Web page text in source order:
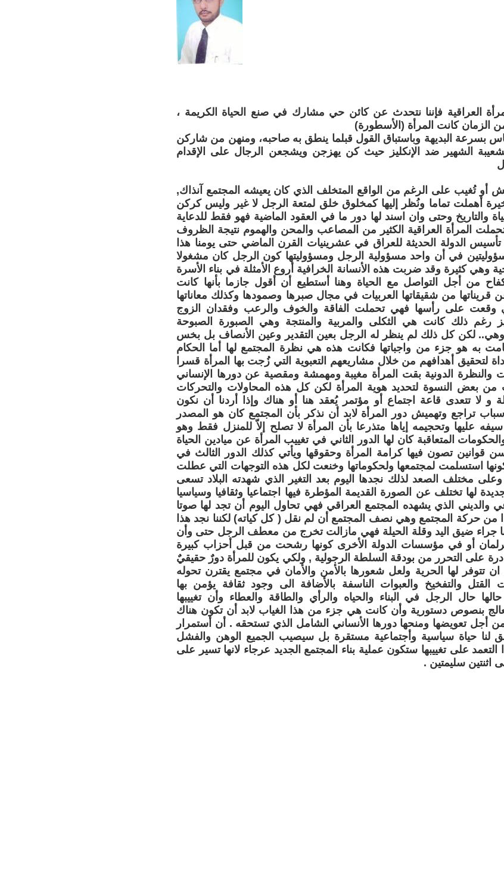
العراقية فإننا نتحدث عن كائن حي مشارك في صنع الحياة الكريمة ،
كانت المرأة (الأسطورة)
بسرعة البديهة وباستباق القول قبلما ينطق به صاحبه، ومنهن من شاركن
الشهير ضد الإنكليز حيث كن يهزجن ويشجعن الرجال على الإقدام
أو تُغيب على الرغم من الواقع المتخلف الذي كان يعيشه المجتمع آنذاك,
أهملت تماما ونُظر إليها كمخلوق خلق لمتعة الرجل لا غير وليس كركن
والتاريخ وحتى وان اسند لها دور ما في العقود الماضية فهو فقط للدعاية
تحملت المرأة العراقية الكثير من المصاعب والمحن والهموم نتيجة الظروف
تأسيس الدولة الحديثة للعراق في عشرينيات القرن الماضي حتى يومنا هذا
في أن واحد مسؤولية الرجل ومسؤوليتها كون الرجل كان مشغولا
وهي كثيرة وقد ضربت هذه الأنسانة الخرافية أروع الأمثلة في بناء الأسرة
من أجل التواصل مع الحياة وهنا أستطيع أن أقول جازما بأنها كانت
عن قريناتها من شقيقاتها العربيات في مجال صبرها وصمودها وكذلك معاناتها
وقعت على رأسها فهي تحملت الفاقة والخوف والرعب وفقدان الزوج
رغم ذلك كانت هي الثكلى والمربية والمنتجة وهي الصبورة الصبوحة
لكن كل ذلك لم ينظر له الرجل بعين التقدير وعين الأنصاف بل بخس
به هو جزء من واجباتها فكانت هذه هي نظرة المجتمع لها أما الحكام
لتحقيق أهدافهم من خلال مشاريعهم التعبوية التي زُجت بها المرأة قسرا
والنظرة الدونية بقت المرأة مغيبة ومهمشة ومقصية عن دورها الإنساني
بعض النسوة لتحديد هوية المرأة لكن كل هذه المحاولات والتحركات
و لا تتعدى قاعة اجتماع أو مؤتمر يُعقد هنا أو هناك وإذا أردنا أن نكون
تراجع وتهميش دور المرأة لابد أن نذكر بأن المجتمع كان هو المصدر
عليها وتحجيمه إياها متذرعا بأن المرأة لا تصلح إلاّ للمنزل فقط وهو
المتعاقبة كان لها الدور الثاني في تغييب المرأة عن ميادين الحياة
قوانين تصون فيها كرامة المرأة وحقوقها ويأتي كذلك الدور الثالث في
كونها استسلمت لمجتمعها ولحكوماتها وخنعت لكل هذه التوجهات التي عطلت
وعلى مختلف الصعد لذلك نجدها اليوم بعد التغير الذي شهدته البلاد تسعى
لها تختلف عن الصورة القديمة المؤطرة فيها اجتماعيا وثقافيا وسياسيا
والديني الذي يشهده المجتمع العراقي فهي تحاول اليوم أن تجد لها صوتا
من حركة المجتمع وهي نصف المجتمع أن لم نقل ( كل كياته) لكننا نجد هذا
جراء ضيق اليد وقلة الحيلة فهي مازالت تخرج من معطف الرجل حتى وأن
أو في مؤسسات الدولة الأخرى كونها رشحت من قبل أحزاب كبيرة
على التحرر من بودقة السلطة الرجولية , ولكي يكون للمرأة دورٌ حقيقيٌ
ان تتوفر لها الحرية ولعل شعورها بالأمن والأمان في مجتمع يقترن تحوله
القتل والتفخيخ والعبوات الناسفة بالأضافة الى وجود ثقافة يؤمن بها
حال الرجل في البناء والحياه والرأي والطاقة والعطاء وأن تغييبها
بنصوص دستورية وأن كانت هي جزء من هذا الغياب لابد أن تكون هناك
أجل تعويضها ومنحها دورها الأنساني الشامل الذي تستحقه . أن أستمرار
لنا حياة سياسية وأجتماعية مستقرة بل سيصيب الجميع الوهن والفشل
على تغييبها ستكون عملية بناء المجتمع الجديد عرجاء لانها تسير على
سليمتين .